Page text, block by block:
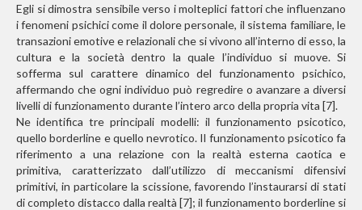
Egli si dimostra sensibile verso i molteplici fattori che influenzano
i fenomeni psichici come il dolore personale, il sistema familiare, le
transazioni emotive e relazionali che si vivono all’interno di esso, la
cultura e la società dentro la quale l’individuo si muove. Si
sofferma sul carattere dinamico del funzionamento psichico,
affermando che ogni individuo può regredire o avanzare a diversi
livelli di funzionamento durante l’intero arco della propria vita [7].
Ne identifica tre principali modelli: il funzionamento psicotico,
quello borderline e quello nevrotico. Il funzionamento psicotico fa
riferimento a una relazione con la realtà esterna caotica e
primitiva, caratterizzato dall’utilizzo di meccanismi difensivi
primitivi, in particolare la scissione, favorendo l’instaurarsi di stati
di completo distacco dalla realtà [7]; il funzionamento borderline si